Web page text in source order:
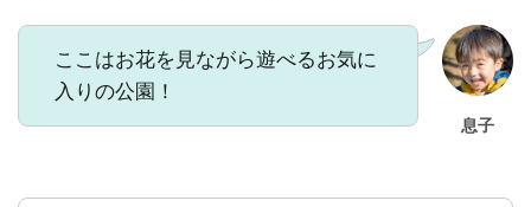
息子
ここはお花を見ながら遊べるお気に
入りの公園！